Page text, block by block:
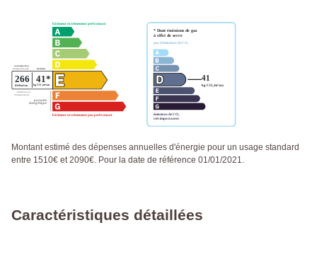
Montant estimé des dépenses annuelles d'énergie pour un usage standard
entre 1510€ et 2090€. Pour la date de référence 01/01/2021.
Caractéristiques détaillées